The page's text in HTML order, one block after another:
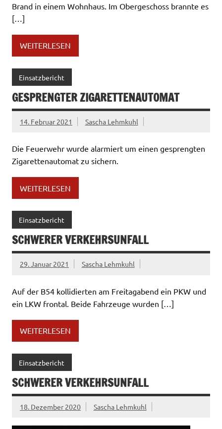
Brand in einem Wohnhaus. Im Obergeschoss brannte es
[…]
WEITERLESEN
Einsatzbericht
GESPRENGTER ZIGARETTENAUTOMAT
14. Februar 2021 Sascha Lehmkuhl
Die Feuerwehr wurde alarmiert um einen gesprengten
Zigarettenautomat zu sichern.
WEITERLESEN
Einsatzbericht
SCHWERER VERKEHRSUNFALL
29. Januar 2021 Sascha Lehmkuhl
Auf der B54 kollidierten am Freitagabend ein PKW und
ein LKW frontal. Beide Fahrzeuge wurden […]
WEITERLESEN
Einsatzbericht
SCHWERER VERKEHRSUNFALL
18. Dezember 2020 Sascha Lehmkuhl